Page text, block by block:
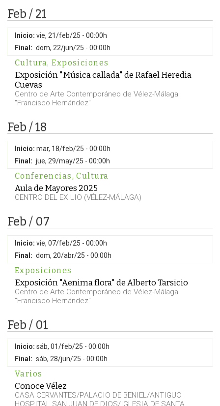
Feb / 21
Inicio: vie, 21/feb/25 - 00:00h
Final: dom, 22/jun/25 - 00:00h
Cultura, Exposiciones
Exposición "Música callada" de Rafael Heredia
Cuevas
Centro de Arte Contemporáneo de Vélez-Málaga
"Francisco Hernández"
Feb / 18
Inicio: mar, 18/feb/25 - 00:00h
Final: jue, 29/may/25 - 00:00h
Conferencias, Cultura
Aula de Mayores 2025
CENTRO DEL EXILIO (VÉLEZ-MÁLAGA)
Feb / 07
Inicio: vie, 07/feb/25 - 00:00h
Final: dom, 20/abr/25 - 00:00h
Exposiciones
Exposición "Aenima flora" de Alberto Tarsicio
Centro de Arte Contemporáneo de Vélez-Málaga
"Francisco Hernández"
Feb / 01
Inicio: sáb, 01/feb/25 - 00:00h
Final: sáb, 28/jun/25 - 00:00h
Varios
Conoce Vélez
CASA CERVANTES/PALACIO DE BENIEL/ANTIGUO
HOSPITAL SAN JUAN DE DIOS/IGLESIA DE SANTA